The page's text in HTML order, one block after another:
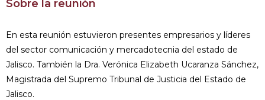
Sobre la reunión
En esta reunión estuvieron presentes empresarios y líderes
del sector comunicación y mercadotecnia del estado de
Jalisco. También la Dra. Verónica Elizabeth Ucaranza Sánchez,
Magistrada del Supremo Tribunal de Justicia del Estado de
Jalisco.